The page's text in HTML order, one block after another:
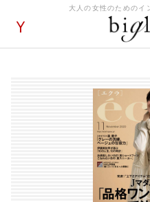
大人の女性のためのイ